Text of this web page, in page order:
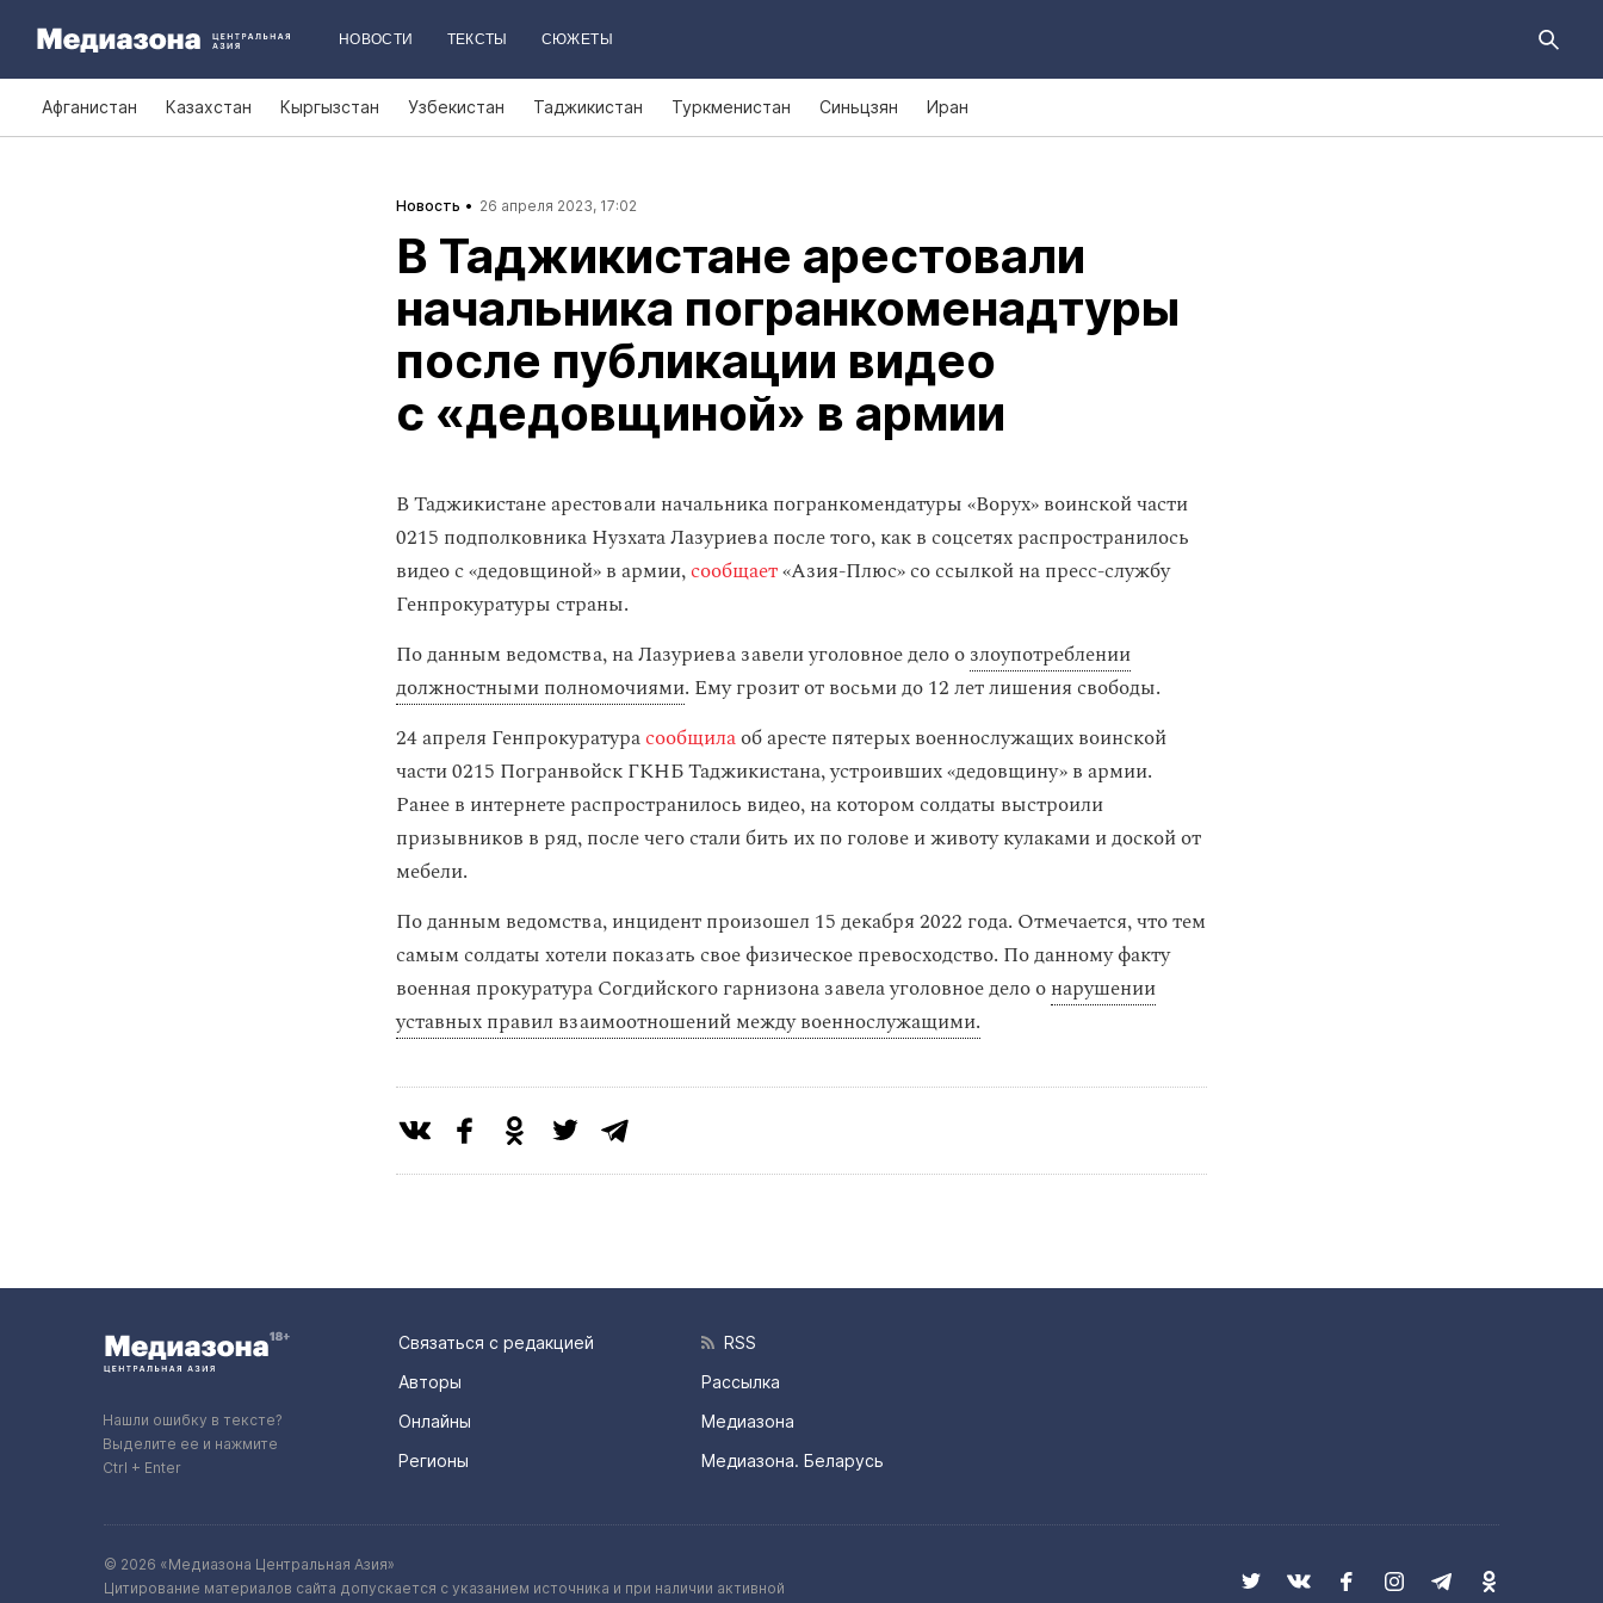
НОВОСТИ ТЕКСТЫ СЮЖЕТЫ
Афганистан Казахстан Кыргызстан Узбекистан Таджикистан Туркменистан Синьцзян Иран
Новость 26 апреля 2023, 17:02
В Таджикистане арестовали
начальника погранкоменадтуры
после публикации видео
с «дедовщиной» в армии
В Таджикистане арестовали начальника погранкомендатуры «Ворух» воинской части
0215 подполковника Нузхата Лазуриева после того, как в соцсетях распространилось
видео с «дедовщиной» в армии,сообщает«Азия-Плюс» со ссылкой на пресс-службу
Генпрокуратуры страны.
По данным ведомства, на Лазуриева завели уголовное дело озлоупотреблении
должностными полномочиями. Ему грозит от восьми до 12 лет лишения свободы.
24 апреля Генпрокуратурасообщилаоб аресте пятерых военнослужащих воинской
части 0215 Погранвойск ГКНБ Таджикистана, устроивших «дедовщину» в армии.
Ранее в интернете распространилось видео, на котором солдаты выстроили
призывников в ряд, после чего стали бить их по голове и животу кулаками и доской от
мебели.
По данным ведомства, инцидент произошел 15 декабря 2022 года. Отмечается, что тем
самым солдаты хотели показать свое физическое превосходство. По данному факту
военная прокуратура Согдийского гарнизона завела уголовное дело онарушении
уставных правил взаимоотношений между военнослужащими.
Нашли ошибку в тексте?
Выделите ее и нажмите
Ctrl + Enter
Связаться с редакцией
Авторы
Онлайны
Регионы
RSS
Рассылка
Медиазона
Медиазона. Беларусь
© 2026 «Медиазона Центральная Азия»
Цитирование материалов сайта допускается с указанием источника и при наличии активной